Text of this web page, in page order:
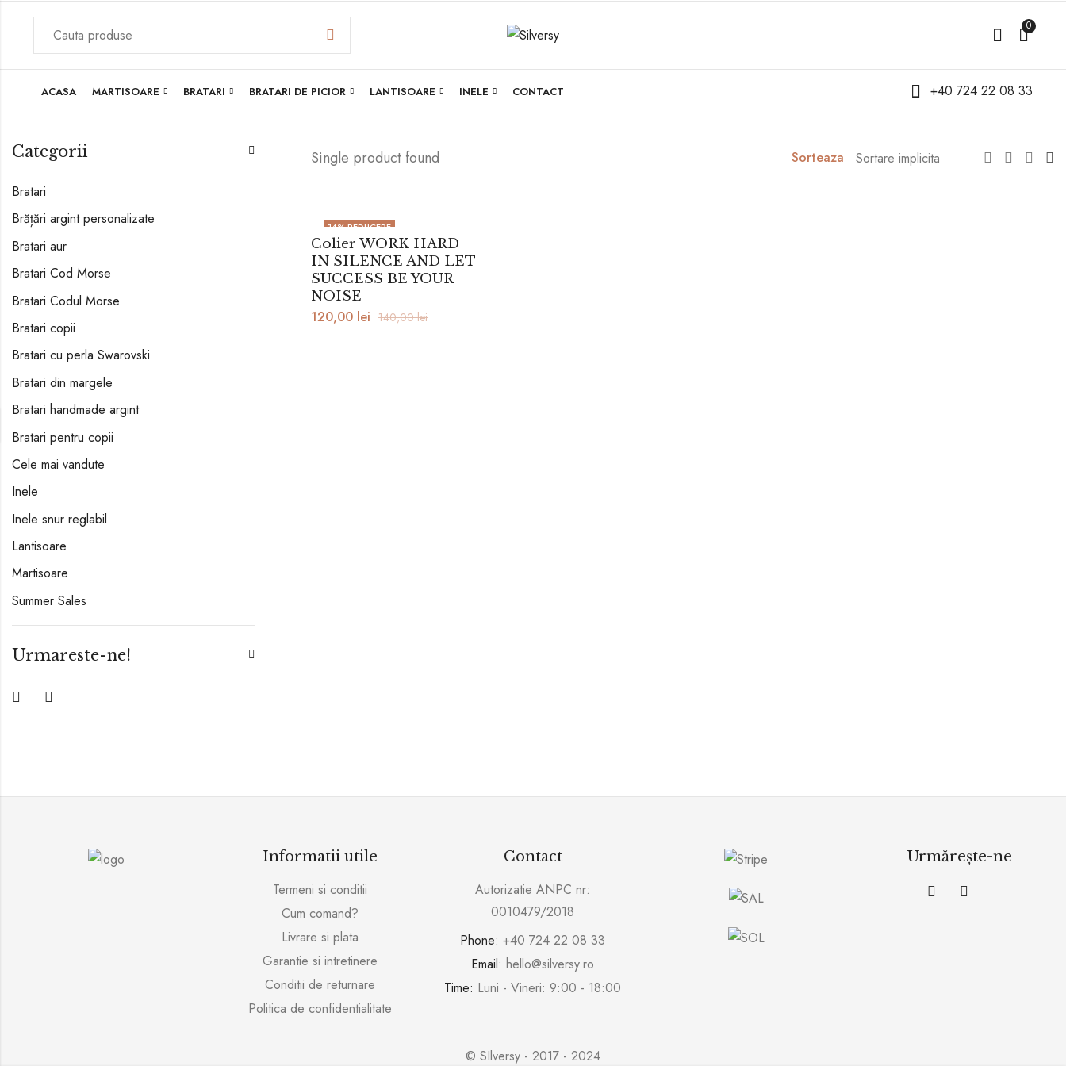
0
ACASA MARTISOARE BRATARI BRATARI DE PICIOR LANTISOARE INELE CONTACT +40 724 22 08 33
Single product found Sorteaza
14% REDUCERE
Colier WORK HARD
IN SILENCE AND LET
SUCCESS BE YOUR
NOISE
120,00 lei 140,00lei
Categorii
Bratari
Brățări argint personalizate
Bratari aur
Bratari Cod Morse
Bratari Codul Morse
Bratari copii
Bratari cu perla Swarovski
Bratari din margele
Bratari handmade argint
Bratari pentru copii
Cele mai vandute
Inele
Inele snur reglabil
Lantisoare
Martisoare
Summer Sales
Urmareste-ne!
Informatii utile
Termeni si conditii
Cum comand?
Livrare si plata
Garantie si intretinere
Conditii de returnare
Politica de confidentialitate
Contact
Autorizatie ANPC nr:
0010479/2018
Phone: +40 724 22 08 33
Email: hello@silversy.ro
Time: Luni - Vineri: 9:00 - 18:00
Urmărește-ne
© SIlversy - 2017 - 2024